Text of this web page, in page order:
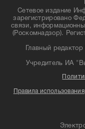
Сетевое издание
зарегистрировано
связи,
(Роскомнадзор).
Главный
Учредитель ИА
Правила